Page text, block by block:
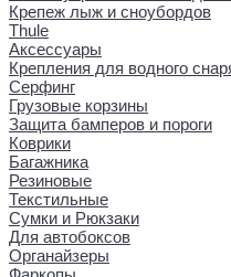
Крепеж лыж и сноубордов
Thule
Аксессуары
Крепления для водного
Серфинг
Грузовые корзины
Защита бамперов и пороги
Коврики
Багажника
Резиновые
Текстильные
Сумки и Рюкзаки
Для автобоксов
Органайзеры